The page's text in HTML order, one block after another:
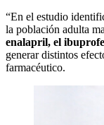
“En el estudio
la población adulta
enalapril, el
generar distintos
farmacéutico.